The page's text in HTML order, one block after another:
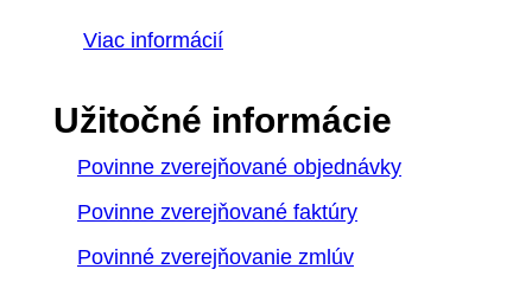
Viac informácií
Užitočné informácie
Povinne zverejňované objednávky
Povinne zverejňované faktúry
Povinné zverejňovanie zmlúv